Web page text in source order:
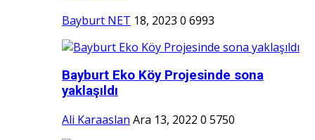
Bayburt NET 18, 2023 0 6993
Bayburt Eko Köy Projesinde sona
yaklaşıldı
Ali Karaaslan Ara 13, 2022 0 5750